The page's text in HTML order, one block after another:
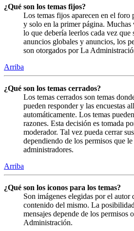
¿Qué son los temas fijos?
Los temas fijos aparecen en el foro
y solo en la primer página. Muchas
lo que debería leerlos cada vez que
anuncios globales y anuncios, los
son otorgados por La
Arriba
¿Qué son los temas cerrados?
Los temas cerrados son temas
pueden responder y las encuestas
automáticamente. Los temas
razones. Esta decisión es tomada
moderador. Tal vez pueda cerrar
dependiendo de los permisos que
administradores.
Arriba
¿Qué son los iconos para los temas?
Son imágenes elegidas por el autor
contenido del mismo. La
mensajes depende de los permisos
Administración.